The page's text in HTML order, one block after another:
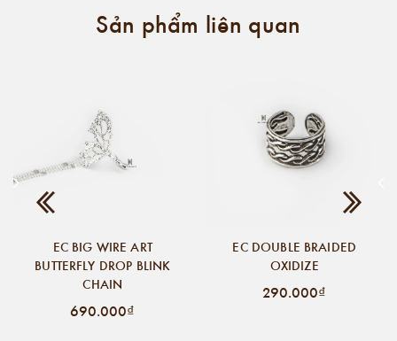
Sản phẩm liên quan
EC BIG WIRE ART
BUTTERFLY DROP BLINK
CHAIN
690.000₫
EC DOUBLE BRAIDED
OXIDIZE
290.000₫